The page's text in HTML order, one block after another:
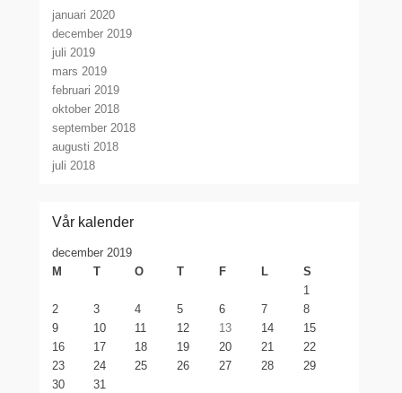
januari 2020
december 2019
juli 2019
mars 2019
februari 2019
oktober 2018
september 2018
augusti 2018
juli 2018
Vår kalender
december 2019
M
T O T F L
S
1
2
3 4 5 6 7
8
9
10 11 12 13 14
15
16
17 18 19 20 21
22
23
24 25 26 27 28
29
30
31